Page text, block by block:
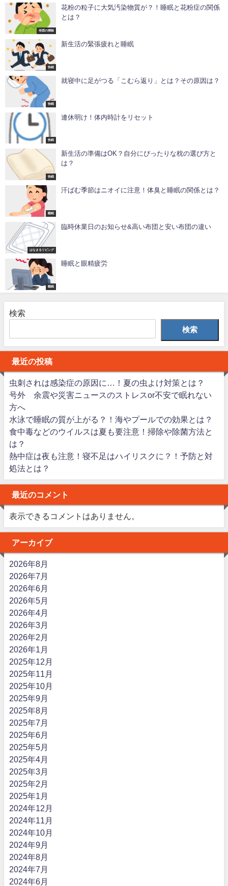
布団の掃除
花粉の粒子に大気汚染物質が？！睡眠と花粉症の関係
とは？
快眠
新生活の緊張疲れと睡眠
快眠
就寝中に足がつる「こむら返り」とは？その原因は？
快眠
連休明け！体内時計をリセット
快眠
新生活の準備はOK？自分にぴったりな枕の選び方と
は？
睡眠
汗ばむ季節はニオイに注意！体臭と睡眠の関係とは？
はなまるリビング
臨時休業日のお知らせ&高い布団と安い布団の違い
睡眠
睡眠と眼精疲労
検索
検索
最近の投稿
虫刺されは感染症の原因に…！夏の虫よけ対策とは？
号外 余震や災害ニュースのストレスor不安で眠れない
方へ
水泳で睡眠の質が上がる？！海やプールでの効果とは？
食中毒などのウイルスは夏も要注意！掃除や除菌方法と
は？
熱中症は夜も注意！寝不足はハイリスクに？！予防と対
処法とは？
最近のコメント
表示できるコメントはありません。
アーカイブ
2026年8月
2026年7月
2026年6月
2026年5月
2026年4月
2026年3月
2026年2月
2026年1月
2025年12月
2025年11月
2025年10月
2025年9月
2025年8月
2025年7月
2025年6月
2025年5月
2025年4月
2025年3月
2025年2月
2025年1月
2024年12月
2024年11月
2024年10月
2024年9月
2024年8月
2024年7月
2024年6月